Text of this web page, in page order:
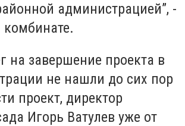
администрацией”, -
на завершение проекта в
не нашли до сих пор
проект, директор
Игорь Ватулев уже от